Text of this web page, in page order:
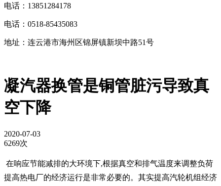
电话：13851284178
电话：0518-85435083
地址：连云港市海州区锦屏镇新坝中路51号
凝汽器换管是铜管脏污导致真
空下降
2020-07-03
6269次
在响应节能减排的大环境下,根据真空和排气温度来调整负荷
提高热电厂的经济运行是非常必要的。其实提高汽轮机组经济